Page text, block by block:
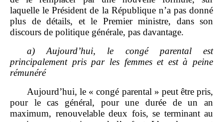
laquelle le Président de la République n’a pas donné
plus de détails, et le Premier ministre, dans son
discours de politique générale, pas davantage.
a)
Aujourd’hui, le congé
parental est
principalement pris par les femmes et est à peine
rémunéré
Aujourd’hui, le « congé parental » peut être pris,
pour le cas général, pour une durée de un an
maximum, renouvelable deux fois, se terminant au